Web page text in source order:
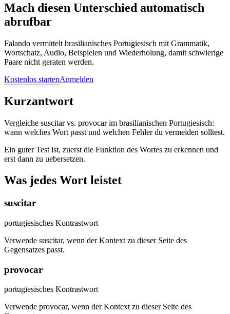
Mach diesen Unterschied automatisch
abrufbar
Falando vermittelt brasilianisches Portugiesisch mit Grammatik,
Wortschatz, Audio, Beispielen und Wiederholung, damit schwierige
Paare nicht geraten werden.
Kostenlos startenAnmelden
Kurzantwort
Vergleiche suscitar vs. provocar im brasilianischen Portugiesisch:
wann welches Wort passt und welchen Fehler du vermeiden solltest.
Ein guter Test ist, zuerst die Funktion des Wortes zu erkennen und
erst dann zu uebersetzen.
Was jedes Wort leistet
suscitar
portugiesisches Kontrastwort
Verwende suscitar, wenn der Kontext zu dieser Seite des
Gegensatzes passt.
provocar
portugiesisches Kontrastwort
Verwende provocar, wenn der Kontext zu dieser Seite des